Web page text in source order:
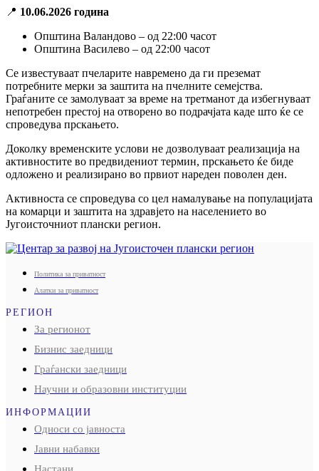
📍 10.06.2026 година
Општина Валандово – од 22:00 часот
Општина Василево – од 22:00 часот
Се известуваат пчеларите навремено да ги преземат
потребните мерки за заштита на пчелните семејства.
Граѓаните се замолуваат за време на третманот да избегнуваат
непотребен престој на отворено во подрачјата каде што ќе се
спроведува прскањето.
Доколку временските услови не дозволуваат реализација на
активностите во предвидениот термин, прскањето ќе биде
одложено и реализирано во првиот нареден поволен ден.
Активноста се спроведува со цел намалување на популацијата
на комарци и заштита на здравјето на населението во
Југоисточниот плански регион.
Политика за приватност
Алатки за приватност
РЕГИОН
За регионот
Бизнис заедници
Граѓански заедници
Научни и образовни институции
ИНФОРМАЦИИ
Односи со јавноста
Јавни набавки